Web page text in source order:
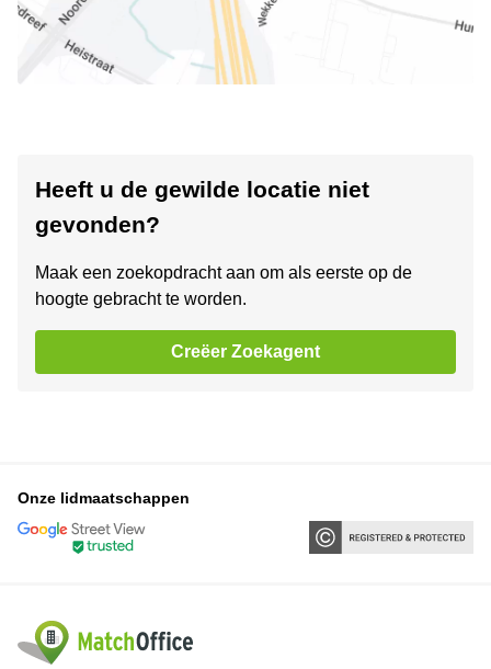
Heeft u de gewilde locatie niet
gevonden?
Maak een zoekopdracht aan om als eerste op de
hoogte gebracht te worden.
Creëer Zoekagent
Onze lidmaatschappen